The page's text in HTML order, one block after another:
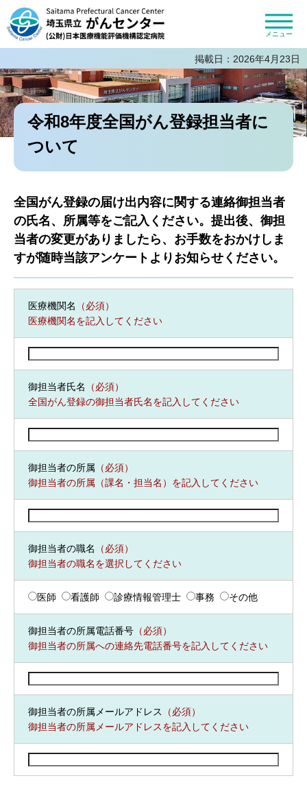
埼玉県立がんセンター 公益財団法人
日本医療機能評価機構認定病院
メニュー
掲載日：2026年4月23日
令和8年度全国がん登録担当者に
ついて
全国がん登録の届け出内容に関する連絡御担当者
の氏名、所属等をご記入ください。提出後、御担
当者の変更がありましたら、お手数をおかけしま
すが随時当該アンケートよりお知らせください。
医療機関名
（必須）
医療機関名を記入してください
御担当者氏名
（必須）
全国がん登録の御担当者氏名を記入してください
御担当者の所属 （必須）
御担当者の所属（課名・担当名）を記入してください
御担当者の職名
（必須）
御担当者の職名を選択してください
医師 看護師 診療情報管理士 事務 その他
御担当者の所属電話番号 （必須）
御担当者の所属への連絡先電話番号を記入してください
御担当者の所属メールアドレス
（必須）
御担当者の所属メールアドレスを記入してください